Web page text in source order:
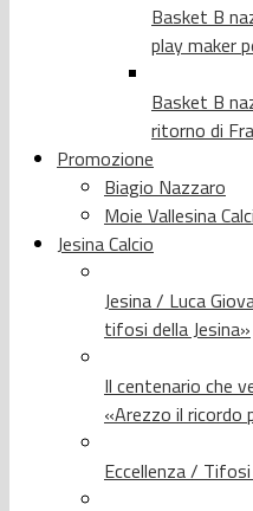
Basket B
play maker
Basket B
ritorno di
Promozione
Biagio Nazzaro
Moie Vallesina
Jesina Calcio
Jesina / Luca
tifosi della Jesina»
Il centenario che
«Arezzo il ricordo
Eccellenza /